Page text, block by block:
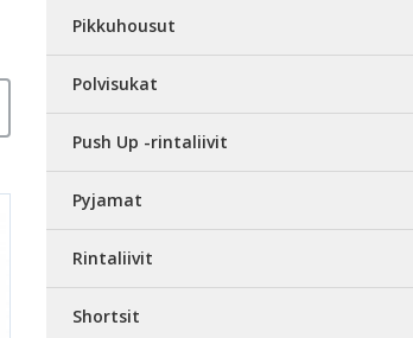
Pikkuhousut
Polvisukat
Push Up -rintaliivit
Pyjamat
Rintaliivit
Shortsit